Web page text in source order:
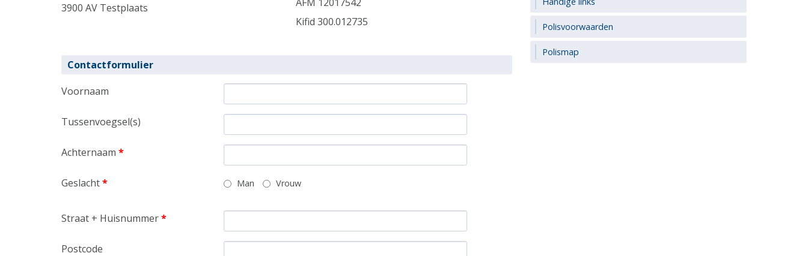
3900 AV Testplaats
Kifid 300.012735
Contactformulier
Voornaam
Tussenvoegsel(s)
Achternaam *
Geslacht* Man Vrouw
Straat + Huisnummer*
Postcode
Polisvoorwaarden
Polismap